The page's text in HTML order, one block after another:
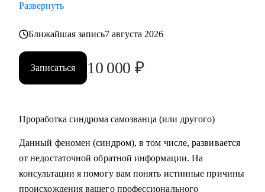
Развернуть
Ближайшая запись7 августа 2026
Записаться 10 000 ₽
Проработка синдрома самозванца (или другого)
Данный феномен (синдром), в том числе, развивается
от недостаточной обратной информации. На
консультации я помогу вам понять истинные причины
происхождения вашего профессионального